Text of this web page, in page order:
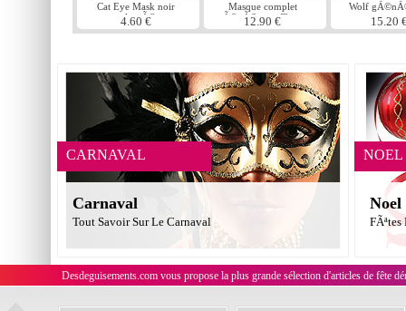
Cat Eye Mask noir
veloutÃ©
4.60 €
Masque complet
gÃ©nÃ©raux Chimp
12.90 €
Wolf
masque
caoutchouc
15.20
CARNAVAL
Carnaval
Tout Savoir Sur Le Carnaval
NOEL
Noel
Desdeguisements.com vous propose la plus grande sélection d'articles de fête